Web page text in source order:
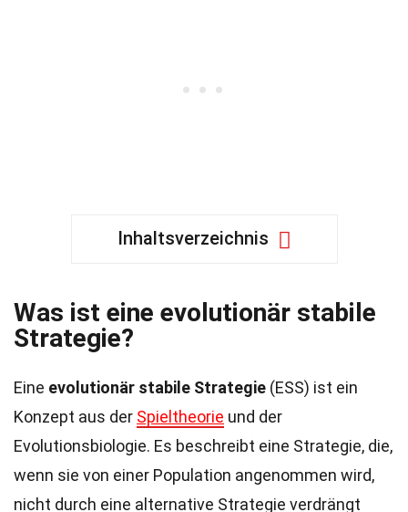
Inhaltsverzeichnis
Was ist eine evolutionär stabile
Strategie?
Eine evolutionär stabile Strategie (ESS) ist ein
Konzept aus der Spieltheorie und der
Evolutionsbiologie. Es beschreibt eine Strategie, die,
wenn sie von einer Population angenommen wird,
nicht durch eine alternative Strategie verdrängt